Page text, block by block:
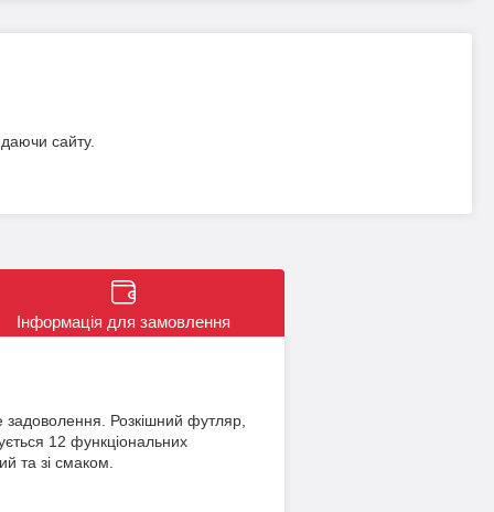
сайту.
Інформація для замовлення
задоволення. Розкішний футляр,
12 функціональних
та зі смаком.